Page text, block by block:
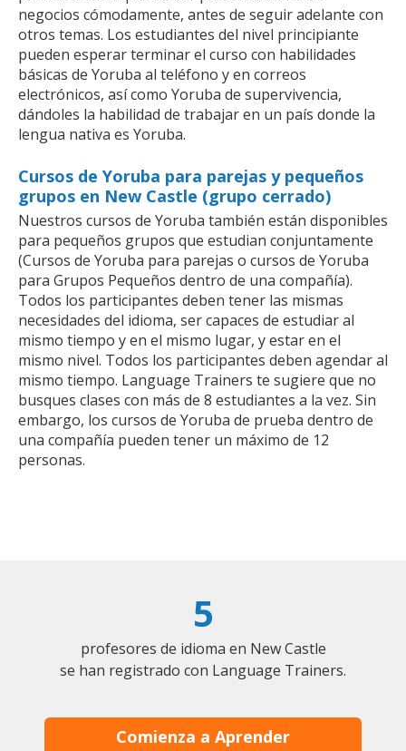
negocios cómodamente, antes de seguir adelante con
otros temas. Los estudiantes del nivel principiante
pueden esperar terminar el curso con habilidades
básicas de Yoruba al teléfono y en correos
electrónicos, así como Yoruba de supervivencia,
dándoles la habilidad de trabajar en un país donde la
lengua nativa es Yoruba.
Cursos de Yoruba para parejas y pequeños
grupos en New Castle (grupo cerrado)
Nuestros cursos de Yoruba también están disponibles
para pequeños grupos que estudian conjuntamente
(Cursos de Yoruba para parejas o cursos de Yoruba
para Grupos Pequeños dentro de una compañía).
Todos los participantes deben tener las mismas
necesidades del idioma, ser capaces de estudiar al
mismo tiempo y en el mismo lugar, y estar en el
mismo nivel. Todos los participantes deben agendar al
mismo tiempo. Language Trainers te sugiere que no
busques clases con más de 8 estudiantes a la vez. Sin
embargo, los cursos de Yoruba de prueba dentro de
una compañía pueden tener un máximo de 12
personas.
5
profesores de idioma en New Castle
se han registrado con Language Trainers.
Comienza a Aprender